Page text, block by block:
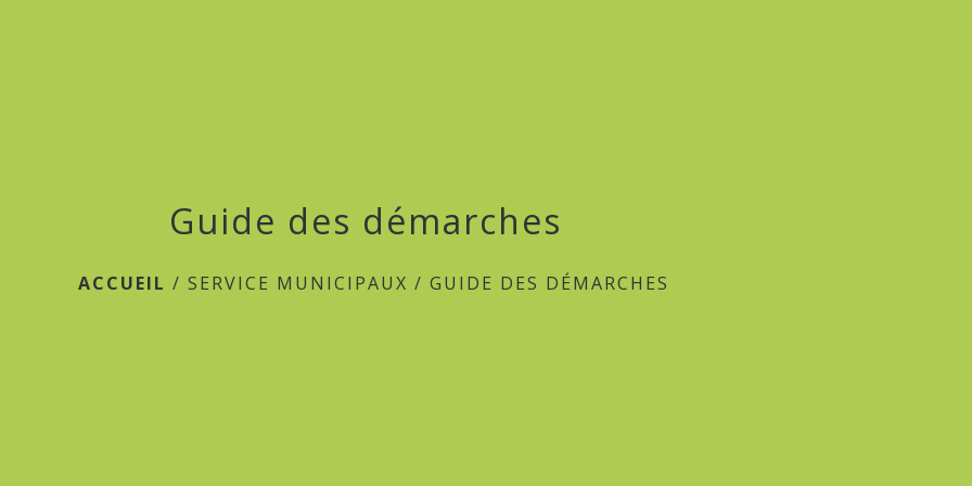
Guide des démarches
ACCUEIL /SERVICE MUNICIPAUX /GUIDE DES DÉMARCHES